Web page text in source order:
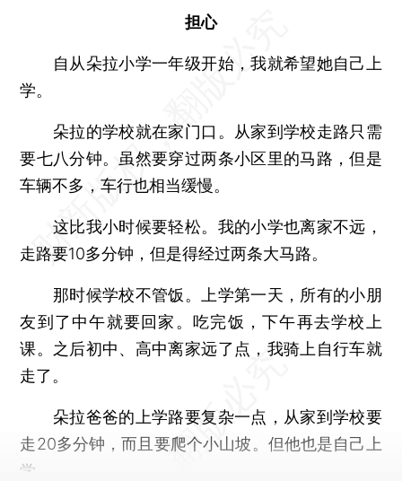
担心
自从朵拉小学一年级开始，我就希望她自己上
学。
朵拉的学校就在家门口。从家到学校走路只需
要七八分钟。虽然要穿过两条小区里的马路，但是
车辆不多，车行也相当缓慢。
这比我小时候要轻松。我的小学也离家不远，
走路要10多分钟，但是得经过两条大马路。
那时候学校不管饭。上学第一天，所有的小朋
友到了中午就要回家。吃完饭，下午再去学校上
课。之后初中、高中离家远了点，我骑上自行车就
走了。
朵拉爸爸的上学路要复杂一点，从家到学校要
走20多分钟，而且要爬个小山坡。但他也是自己上
学。